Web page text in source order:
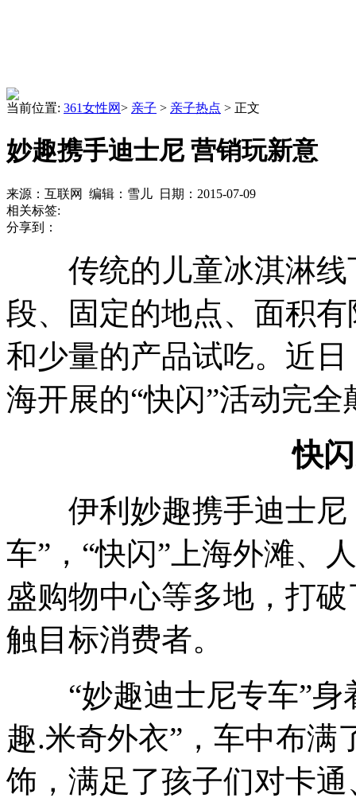
当前位置: 361女性网> 亲子 > 亲子热点 > 正文
妙趣携手迪士尼 营销玩新意
来源：互联网 编辑：雪儿 日期：2015-07-09
相关标签:
分享到：
传统的儿童冰淇淋线
段、固定的地点、面积
和少量的产品试吃。近日
海开展的“快闪”活动完
快闪
伊利 妙趣携手迪士尼
车”，“快闪”上海外滩、
盛购物中心等多地，打
触目标消费者。
“妙趣迪士尼专车”身
趣.米奇外衣”，车中布满
饰，满足了孩子们对卡